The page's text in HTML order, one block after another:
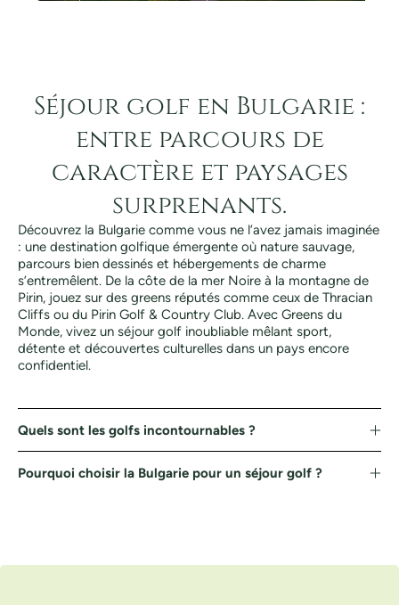
Séjour golf en Bulgarie :
entre parcours de
caractère et paysages
surprenants.
Découvrez la Bulgarie comme vous ne l’avez jamais imaginée
: une destination golfique émergente où nature sauvage,
parcours bien dessinés et hébergements de charme
s’entremêlent. De la côte de la mer Noire à la montagne de
Pirin, jouez sur des greens réputés comme ceux de Thracian
Cliffs ou du Pirin Golf & Country Club. Avec Greens du
Monde, vivez un séjour golf inoubliable mêlant sport,
détente et découvertes culturelles dans un pays encore
confidentiel.
Quels sont les golfs incontournables ?
Pourquoi choisir la Bulgarie pour un séjour golf ?